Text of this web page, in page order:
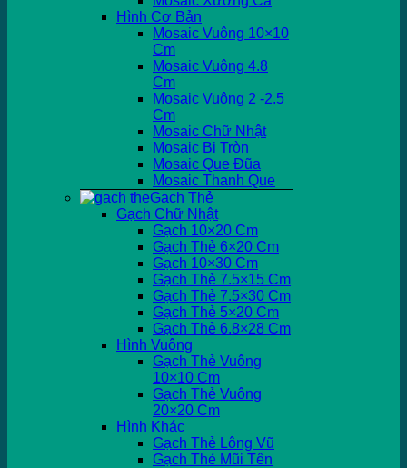
Hình Cơ Bản
Mosaic Vuông 10×10
Cm
Mosaic Vuông 4.8
Cm
Mosaic Vuông 2 -2.5
Cm
Mosaic Chữ Nhật
Mosaic Bi Tròn
Mosaic Que Đũa
Mosaic Thanh Que
Gạch Thẻ
Gạch Chữ Nhật
Gạch 10×20 Cm
Gạch Thẻ 6×20 Cm
Gạch 10×30 Cm
Gạch Thẻ 7.5×15 Cm
Gạch Thẻ 7.5×30 Cm
Gạch Thẻ 5×20 Cm
Gạch Thẻ 6.8×28 Cm
Hình Vuông
Gạch Thẻ Vuông
10×10 Cm
Gạch Thẻ Vuông
20×20 Cm
Hình Khác
Gạch Thẻ Lông Vũ
Gạch Thẻ Mũi Tên